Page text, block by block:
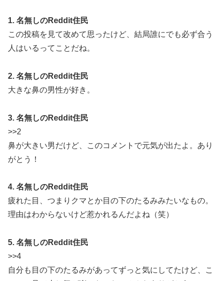
1. 名無しのReddit住民
この投稿を見て改めて思ったけど、結局誰にでも必ず合う
人はいるってことだね。
2. 名無しのReddit住民
大きな鼻の男性が好き。
3. 名無しのReddit住民
>>2
鼻が大きい男だけど、このコメントで元気が出たよ。あり
がとう！
4. 名無しのReddit住民
疲れた目、つまりクマとか目の下のたるみみたいなもの。
理由はわからないけど惹かれるんだよね（笑）
5. 名無しのReddit住民
>>4
自分も目の下のたるみがあってずっと気にしてたけど、こ